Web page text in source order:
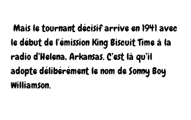
le début de l'émission King Biscuit Time à la
radio d’Helena, Arkansas. C’est là qu’il
adopte délibérément le nom de Sonny Boy
Williamson.